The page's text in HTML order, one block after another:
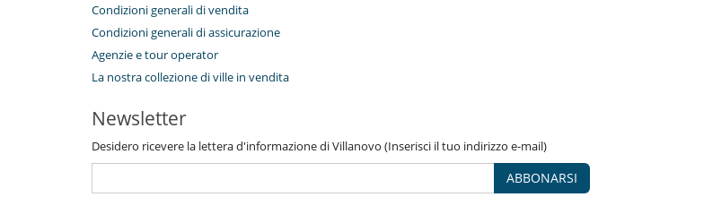
Piscina a filtrazione di cloro
Sala cinema
Sala massaggi
Stanza dei giochi
Tivù cavo o satellite o internet
Elettrodomestici
Fornello a induzione
Frullatore
Macchina
Macchina da caffè (a capsule)
Macchina da caffè (chicchi)
Condizioni generali di vendita
Condizioni generali di assicurazione
Agenzie e tour operator
La nostra collezione di ville in vendita
Newsletter
Desidero ricevere la lettera d'informazione di Villanovo (Inserisci il tuo indirizzo e-mail)
ABBONARSI